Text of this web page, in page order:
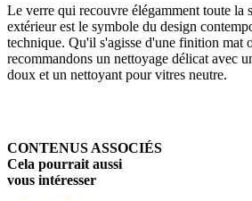
Le verre qui recouvre élégamment toute
extérieur est le symbole du design
technique. Qu'il s'agisse d'une finition mat
recommandons un nettoyage délicat avec
doux et un nettoyant pour vitres neutre.
CONTENUS ASSOCIÉS
Cela pourrait aussi
vous intéresser